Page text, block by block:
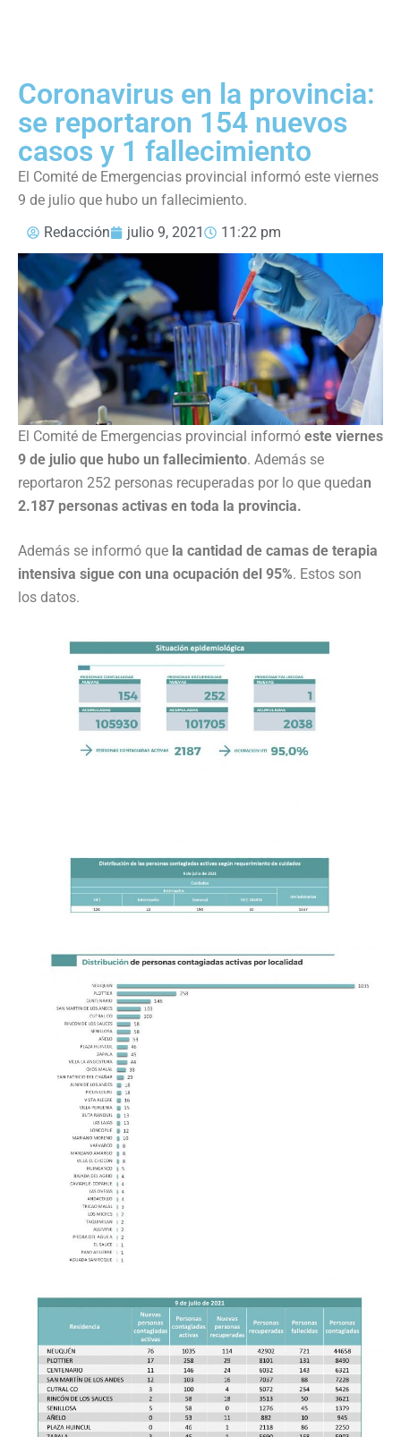
Coronavirus en la provincia:
se reportaron 154 nuevos
casos y 1 fallecimiento
El Comité de Emergencias provincial informó este viernes
9 de julio que hubo un fallecimiento.
Redacción
julio 9, 2021 11:22 pm
El Comité de Emergencias provincial informó este viernes
9 de julio que hubo un fallecimiento. Además se
reportaron 252 personas recuperadas por lo que quedan
2.187 personas activas en toda la provincia.
Además se informó que la cantidad de camas de terapia
intensiva sigue con una ocupación del 95%. Estos son
los datos.